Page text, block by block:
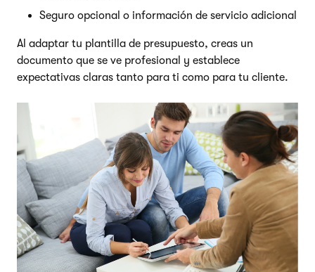
Seguro opcional o información de servicio adicional
Al adaptar tu plantilla de presupuesto, creas un
documento que se ve profesional y establece
expectativas claras tanto para ti como para tu cliente.